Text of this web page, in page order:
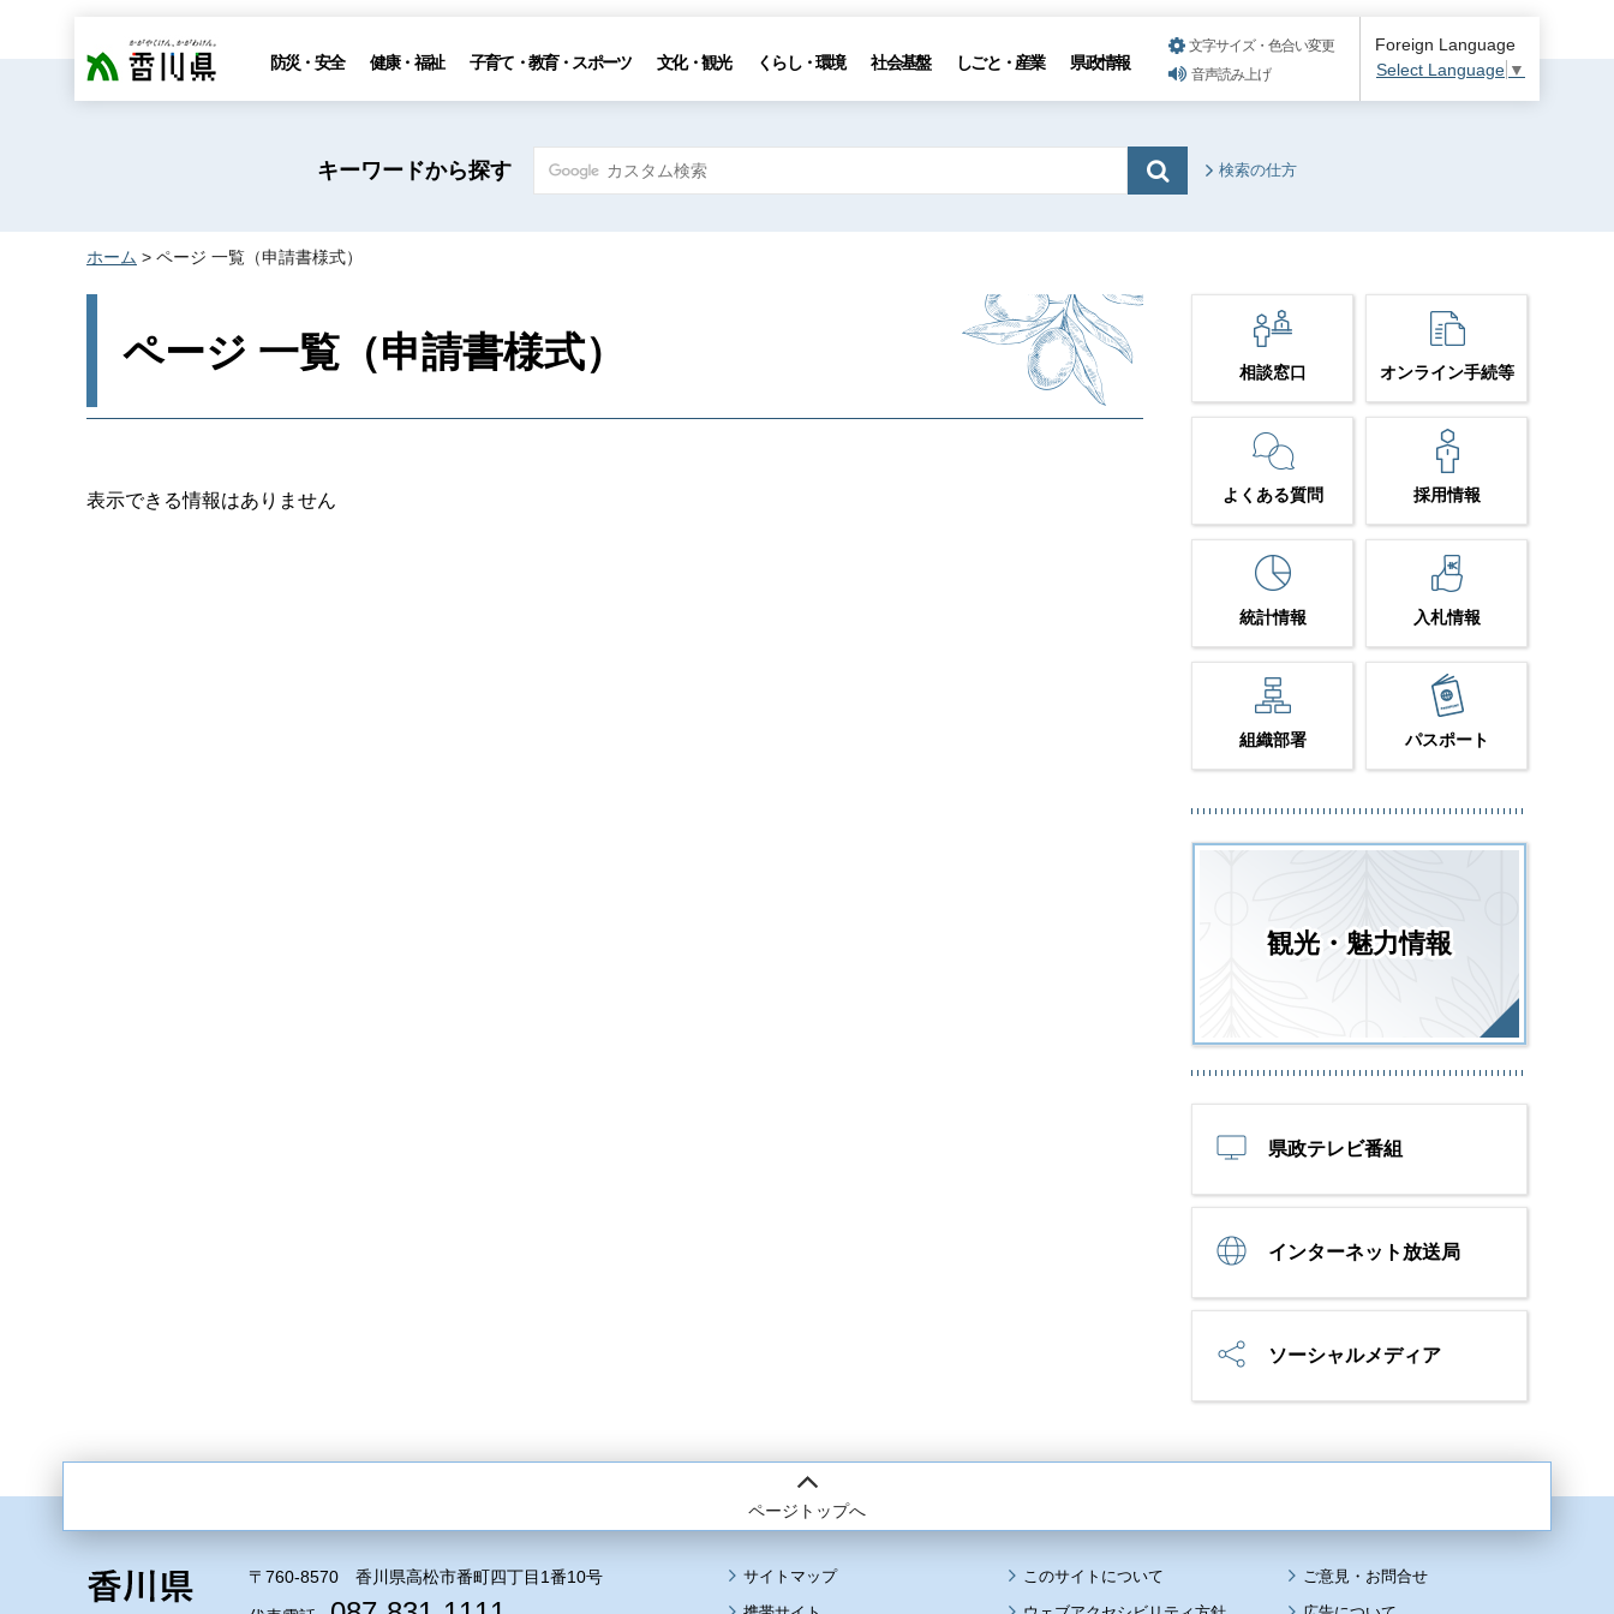
香川県 防災・安全 健康・福祉 子育て・教育・スポーツ 文化・観光 くらし・環境 社会基盤 しごと・産業 県政情報
文字サイズ・色合い変更
音声読み上げ
Foreign Language
Select Language ▼
キーワードから探す 検索の仕方
ホーム > ページ 一覧（申請書様式）
ページ 一覧（申請書様式）
表示できる情報はありません
相談窓口 オンライン手続等
よくある質問 採用情報
統計情報 入札情報
組織部署 パスポート
観光・魅力情報
県政テレビ番組
インターネット放送局
ソーシャルメディア
ページトップへ
〒760-8570 香川県高松市番町四丁目1番10号 サイトマップ
このサイトについて